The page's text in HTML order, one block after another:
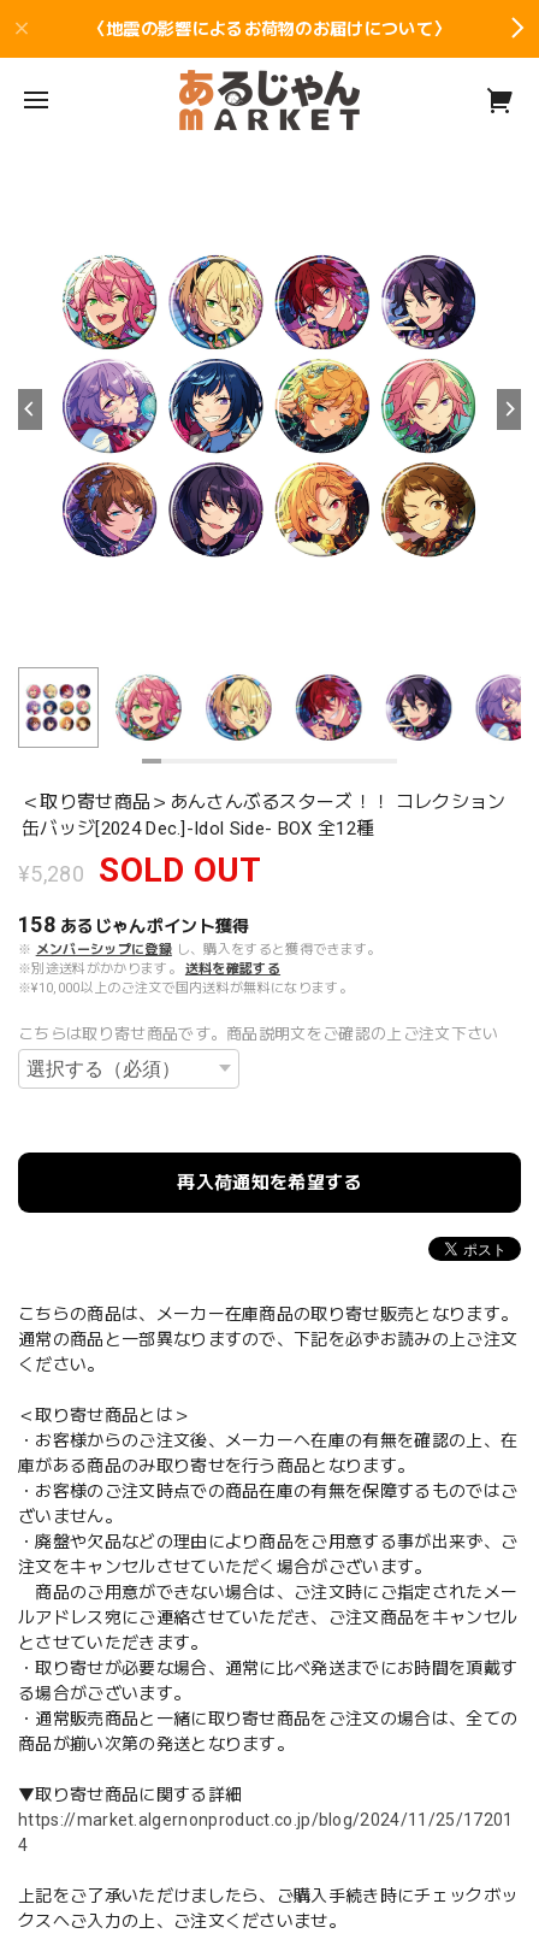
〈地震の影響によるお荷物のお届けについて〉
＜取り寄せ商品＞あんさんぶるスターズ！！ コレクション
缶バッジ[2024 Dec.]-Idol Side- BOX 全12種
¥5,280 SOLD OUT
158 あるじゃんポイント獲得
※ メンバーシップに登録 し、購入をすると獲得できます。
※別途送料がかかります。
送料を確認する
※¥10,000以上のご注文で国内送料が無料になります。
こちらは取り寄せ商品です。商品説明文をご確認の上ご注文下さい
再入荷通知を希望する
こちらの商品は、メーカー在庫商品の取り寄せ販売となります。
通常の商品と一部異なりますので、下記を必ずお読みの上ご注文
ください。
＜取り寄せ商品とは＞
・お客様からのご注文後、メーカーへ在庫の有無を確認の上、在
庫がある商品のみ取り寄せを行う商品となります。
・お客様のご注文時点での商品在庫の有無を保障するものではご
ざいません。
・廃盤や欠品などの理由により商品をご用意する事が出来ず、ご
注文をキャンセルさせていただく場合がございます。
商品のご用意ができない場合は、ご注文時にご指定されたメー
ルアドレス宛にご連絡させていただき、ご注文商品をキャンセル
とさせていただきます。
・取り寄せが必要な場合、通常に比べ発送までにお時間を頂戴す
る場合がございます。
・通常販売商品と一緒に取り寄せ商品をご注文の場合は、全ての
商品が揃い次第の発送となります。
▼取り寄せ商品に関する詳細
https://market.algernonproduct.co.jp/blog/2024/11/25/17201
4
上記をご了承いただけましたら、ご購入手続き時にチェックボッ
クスへご入力の上、ご注文くださいませ。